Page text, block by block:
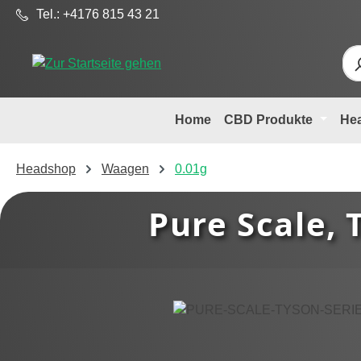
Hauptinhalt springen
Zur Suche springen
Zur Hauptnavigation springen
Tel.: +4176 815 43 21
Home CBD Produkte
Headshop Waagen 0.01g
Pure Scale,
Bildergalerie überspringen